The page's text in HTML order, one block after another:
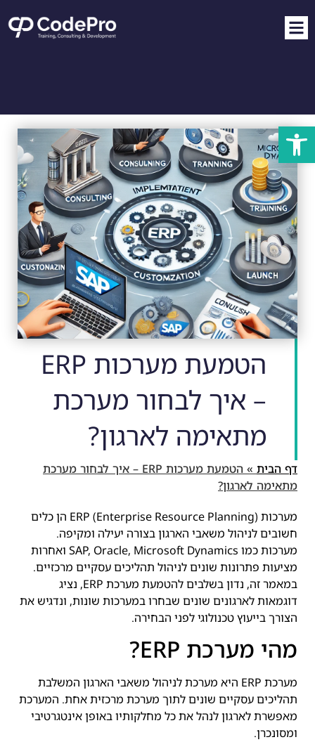
פתח סרגל נגישות
הטמעת מערכות ERP
– איך לבחור מערכת
מתאימה לארגון?
דף הבית »
הטמעת מערכות ERP – איך לבחור מערכת
מתאימה לארגון?
מערכות ERP (Enterprise Resource Planning) הן כלים
חשובים לניהול משאבי הארגון בצורה יעילה ומקיפה.
מערכות כמו SAP, Oracle, Microsoft Dynamics ואחרות
מציעות פתרונות שונים לניהול תהליכים עסקיים מרכזיים.
במאמר זה, נדון בשלבים להטמעת מערכת ERP, נציג
דוגמאות לארגונים שונים שבחרו במערכות שונות, ונדגיש את
הצורך בייעוץ טכנולוגי לפני הבחירה.
מהי מערכת ERP?
מערכת ERP היא מערכת לניהול משאבי הארגון המשלבת
תהליכים עסקיים שונים לתוך מערכת מרכזית אחת. המערכת
מאפשרת לארגון לנהל את כל מחלקותיו באופן אינטגרטיבי
ומסונכרן.